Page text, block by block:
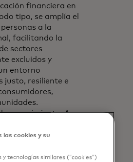
financiera en
tipo, se amplía el
a la
facilitando la
sectores
excluidos y
entorno
justo, resiliente e
conocimiento: A
a negocios,
fintechs,
las cookies y su
y tecnologías similares (“cookies”)